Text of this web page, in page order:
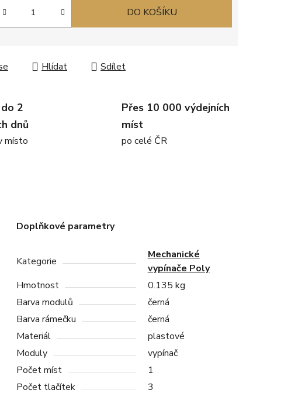
DO KOŠÍKU
Hlídat Sdílet
2
dnů
místo
Přes 10 000 výdejních
míst
po celé ČR
Doplňkové parametry
Kategorie
Mechanické
vypínače Poly
Hmotnost
0.135 kg
Barva modulů
černá
Barva rámečku
černá
Materiál
plastové
Moduly
vypínač
Počet míst
1
Počet tlačítek
3